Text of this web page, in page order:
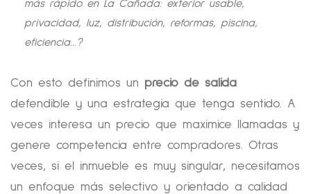
más rápido en La Cañada: exterior usable,
privacidad, luz, distribución, reformas, piscina,
eficiencia…?
Con esto definimos un precio de salida
defendible y una estrategia que tenga sentido. A
veces interesa un precio que maximice llamadas y
genere competencia entre compradores. Otras
veces, si el inmueble es muy singular, necesitamos
un enfoque más selectivo y orientado a calidad